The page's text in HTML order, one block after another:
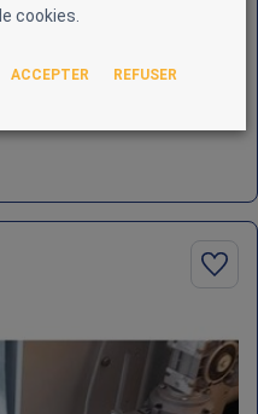
D - Automatisation
cookies.
ACCEPTER REFUSER